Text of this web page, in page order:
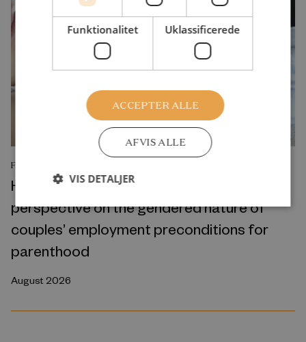
FORSKNINGSRAPPORT
His and/or hers? A cross-national
perspective on the gendered nature of
couples’ employment preconditions for
parenthood
August 2026
Funktionalitet Uklassificerede
ACCEPTER ALLE
AFVIS ALLE
VIS DETALJER